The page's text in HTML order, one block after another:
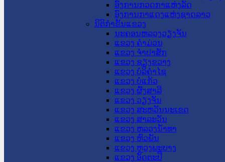
ອົງການກວດກາແຫ່ງລັດ
ອົງການກາແດງແຫ່ງຊາດລາວ
ນິຕິກໍາຂັ້ນແຂວງ
ນະ​ຄອນ​ຫລວງວຽງຈັນ
ແຂວງ ຄໍາມ່ວນ
ແຂວງ ຈໍາປາສັກ
ແຂວງ ຊຽງຂວາງ
ແຂວງ ບໍລິຄໍາໄຊ
ແຂວງ ບໍ່ແກ້ວ
ແຂວງ ຜົ້ງສາລີ
ແຂວງ ວຽງຈັນ
ແຂວງ ສະຫວັນນະເຂດ
ແຂວງ ສາລະວັນ
ແຂວງ ຫລວງນໍ້າທາ
ແຂວງ ຫົວພັນ
ແຂວງ ຫຼວງພະບາງ
ແຂວງ ອັດຕະປື